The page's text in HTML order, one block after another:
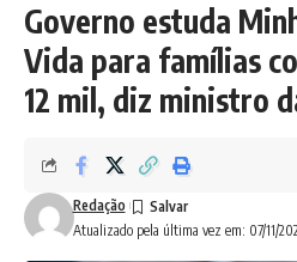
Governo estuda
Vida para famílias
12 mil, diz ministro
Atualizado pela última vez em: 07/11/
Redação